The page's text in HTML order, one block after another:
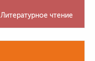
Литературное чтение